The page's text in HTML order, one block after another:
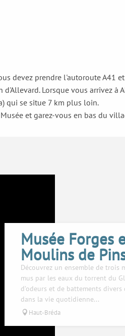
devez prendre l'autoroute A41
Lorsque vous arrivez à
qui se situe 7 km plus loin.
et garez-vous en bas du
Musée Forges
Moulins de
Découvrez un ensemble de trois
mus par les eaux du torrent du
d’odeurs et de battements
dans la vie quotidienne...
Haut-Bréda